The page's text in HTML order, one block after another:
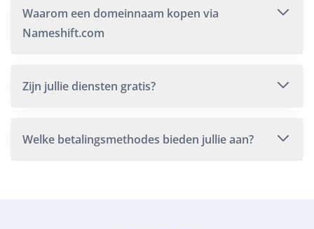
Waarom een domeinnaam kopen via
Nameshift.com
Zijn jullie diensten gratis?
Welke betalingsmethodes bieden jullie aan?